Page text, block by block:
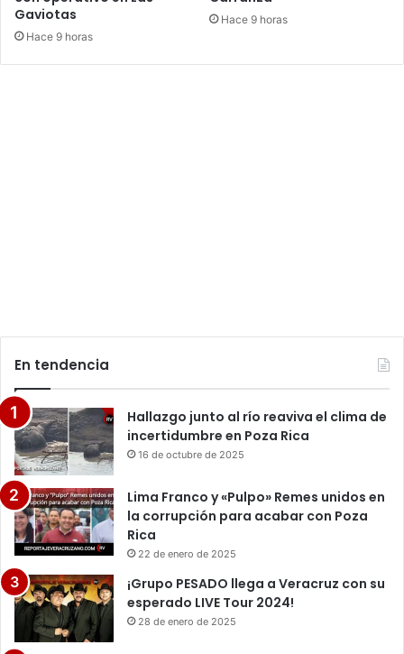
Gaviotas
Hace 9 horas
Hace 9 horas
En tendencia
Hallazgo junto al río reaviva el clima de
incertidumbre en Poza Rica
16 de octubre de 2025
Lima Franco y «Pulpo» Remes unidos en
la corrupción para acabar con Poza
Rica
22 de enero de 2025
¡Grupo PESADO llega a Veracruz con su
esperado LIVE Tour 2024!
28 de enero de 2025